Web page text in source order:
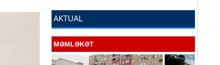
AKTUAL
MƏMLƏKƏT